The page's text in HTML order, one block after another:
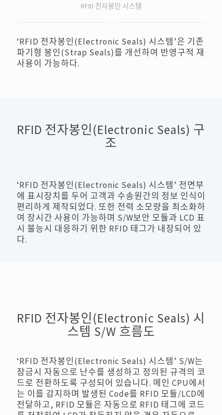
RFID 전자봉인 시스템
‘RFID 전자봉인(Electronic Seals) 시스템’은 기존
파기형 봉인(Strap Seals)를 개선하여 반영구적 재
사용이 가능하다.
RFID 전자봉인(Electronic Seals) 구
조
‘RFID 전자봉인(Electronic Seals) 시스템’ 전면부
에 표시장치를 두어 고객과 수송원간의 정보 인식이
편리하게 제작되었다. 또한 전력 소모량을 최소화하
여 장시간 사용이 가능하며 S/W보안 모듈과 LCD 표
시 불능시 대응하기 위한 RFID 태그가 내장되어 있
다.
RFID 전자봉인(Electronic Seals) 시
스템 S/W 흐름도
‘RFID 전자봉인(Electronic Seals) 시스템’ S/W는
잠금시 자동으로 난수를 생성하고 정의된 규격의 코
드로 전환하도록 구성되어 있습니다. 메인 CPU에서
는 이를 감지하며 발생된 Code를 RFID 모듈/LCD에
전달하고, RFID 모듈은 자동으로 RFID 태그에 코드